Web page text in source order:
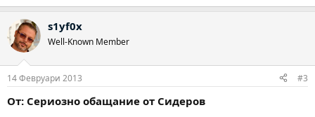
s1yf0x
Well-Known Member
14 Февруари 2013 #3
От: Сериозно обащание от Сидеров